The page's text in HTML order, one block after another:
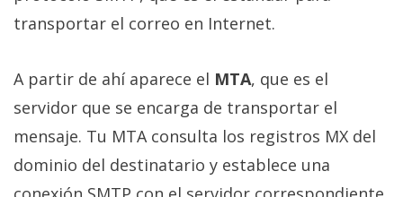
transportar el correo en Internet.
A partir de ahí aparece el MTA, que es el
servidor que se encarga de transportar el
mensaje. Tu MTA consulta los registros MX del
dominio del destinatario y establece una